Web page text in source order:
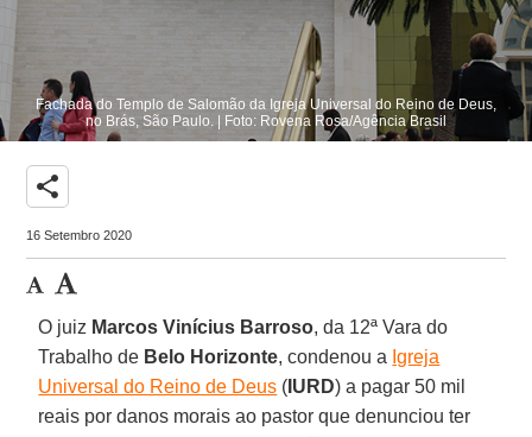
Fachada do Templo de Salomão da Igreja Universal do Reino de Deus,
no Brás, São Paulo. | Foto: Rovena Rosa/Agência Brasil
share
16 Setembro 2020
O juiz Marcos Vinícius Barroso, da 12ª Vara do
Trabalho de Belo Horizonte, condenou a Igreja
Universal do Reino de Deus ( IURD) a pagar 50 mil
reais por danos morais ao pastor que denunciou ter